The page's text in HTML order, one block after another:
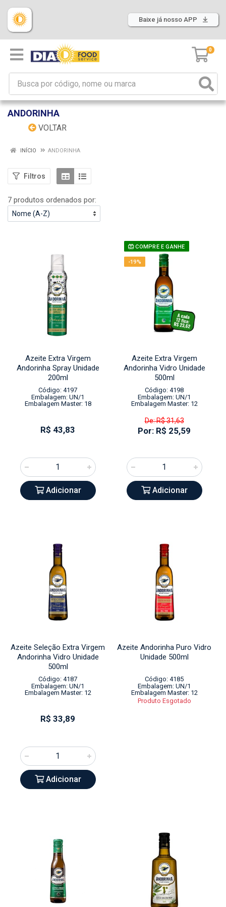
Baixe já nosso APP
0
ANDORINHA
VOLTAR
INÍCIO ANDORINHA
Filtros
7 produtos ordenados por:
Azeite Extra Virgem
Andorinha Spray Unidade
200ml
Código: 4197
Embalagem: UN/1
Embalagem Master: 18
R$ 43,83
Adicionar
COMPRE E GANHE
-19%
Azeite Extra Virgem
Andorinha Vidro Unidade
500ml
Código: 4198
Embalagem: UN/1
Embalagem Master: 12
De: R$ 31,63
Por: R$ 25,59
Adicionar
Azeite Seleção Extra Virgem
Andorinha Vidro Unidade
500ml
Código: 4187
Embalagem: UN/1
Embalagem Master: 12
R$ 33,89
Adicionar
Azeite Andorinha Puro Vidro
Unidade 500ml
Código: 4185
Embalagem: UN/1
Embalagem Master: 12
Produto Esgotado